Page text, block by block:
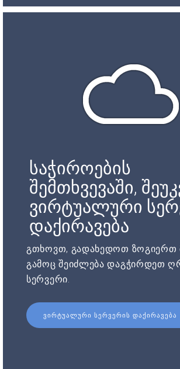
საჭიროების
შემთხვევაში,
ვირტუალური
დაქირავება
გთხოვთ, გადახედოთ ზოგიერთ
გამოც შეიძლება დაგჭირდეთ
სერვერი.
ᲕᲘᲠᲢᲣᲐᲚᲣᲠᲘ ᲡᲔᲠᲕᲔᲠᲘᲡ ᲓᲐᲥᲘᲠᲐᲕᲔᲑᲐ